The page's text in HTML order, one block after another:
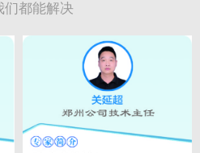
们都能解决